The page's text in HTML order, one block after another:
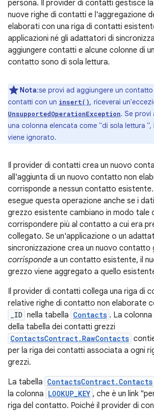
persona. Il provider di contatti gestisce
nuove righe di contatti e l'aggregazione
elaborati con una riga di contatti
applicazioni né gli adattatori di
aggiungere contatti e alcune colonne di
contatto sono di sola lettura.
Nota:se provi ad aggiungere un
contatti con un insert(), riceverai
UnsupportedOperationException. Se provi
una colonna elencata come "di sola lettura
viene ignorato.
Il provider di contatti crea un nuovo
all'aggiunta di un nuovo contatto non
corrisponde a nessun contatto
esegue questa operazione anche se i
grezzo esistente cambiano in modo tale
corrispondere più al contatto a cui era
collegato. Se un'applicazione o un
sincronizzazione crea un nuovo contatto
corrisponde a un contatto esistente, il
grezzo viene aggregato a quello
Il provider di contatti collega una riga di
relative righe di contatto non elaborate
_ID nella tabella Contacts . La colonna
della tabella dei contatti grezzi
ContactsContract.RawContacts
per la riga dei contatti associata a ogni
grezzi.
La tabella ContactsContract.Contacts
la colonna LOOKUP_KEY , che è un link
riga del contatto. Poiché il provider di